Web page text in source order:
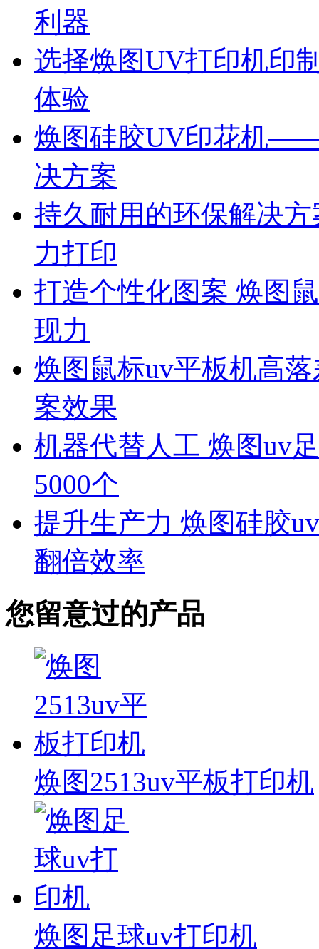
利器
选择焕图UV打印机印
体验
焕图硅胶UV印花机
决方案
持久耐用的环保解决
力打印
打造个性化图案 焕图
现力
焕图鼠标uv平板机高
案效果
机器代替人工 焕图uv
5000个
提升生产力 焕图硅胶
翻倍效率
您留意过的产品
焕图2513uv平板打印机
焕图足球uv打印机